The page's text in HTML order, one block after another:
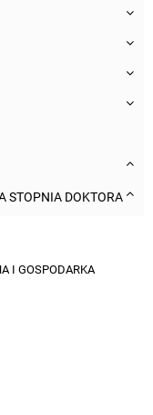
STOPNIA DOKTORA
I GOSPODARKA